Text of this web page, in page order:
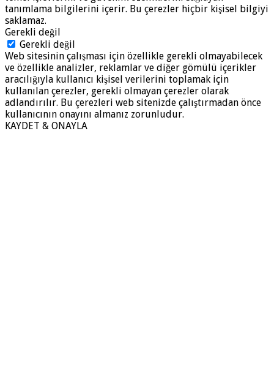
tanımlama bilgilerini içerir. Bu çerezler hiçbir kişisel bilgiyi
saklamaz.
Gerekli değil
Gerekli değil
Web sitesinin çalışması için özellikle gerekli olmayabilecek
ve özellikle analizler, reklamlar ve diğer gömülü içerikler
aracılığıyla kullanıcı kişisel verilerini toplamak için
kullanılan çerezler, gerekli olmayan çerezler olarak
adlandırılır. Bu çerezleri web sitenizde çalıştırmadan önce
kullanıcının onayını almanız zorunludur.
KAYDET & ONAYLA